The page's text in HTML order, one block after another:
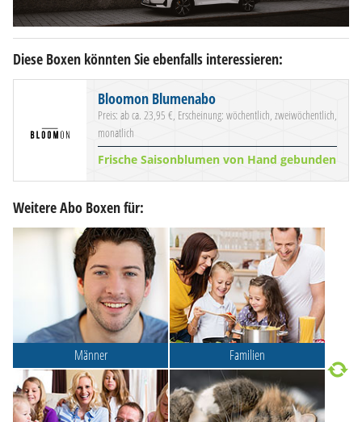
Diese Boxen könnten Sie ebenfalls interessieren:
Bloomon Blumenabo
Preis: ab ca. 23,95 €, Erscheinung: wöchentlich, zweiwöchentlich,
monatlich
Frische Saisonblumen von Hand gebunden
Weitere Abo Boxen für:
Männer Familien